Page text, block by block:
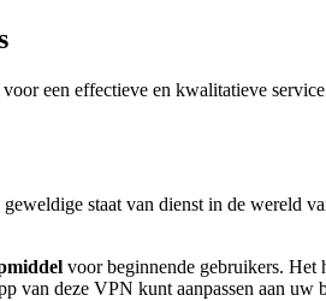
een effectieve en kwalitatieve
geweldige staat van dienst in de wereld
voor beginnende gebruikers. Het
van deze VPN kunt aanpassen aan uw